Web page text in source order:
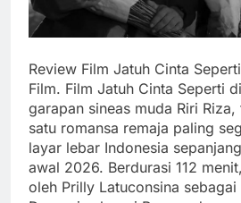
Review Film Jatuh Cinta
Film. Film Jatuh Cinta Seperti
garapan sineas muda Riri
satu romansa remaja paling
layar lebar Indonesia
awal 2026. Berdurasi 112
oleh Prilly Latuconsina